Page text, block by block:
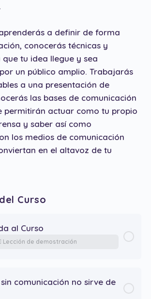
a definir de forma
conocerás técnicas y
tu idea llegue y sea
un público amplio. Trabajarás
a una presentación de
las bases de comunicación
permitirán actuar como tu propio
y saber así como
los medios de comunicación
en el altavoz de tu
Curso
al Curso
Lección de demostración
sin comunicación no sirve de